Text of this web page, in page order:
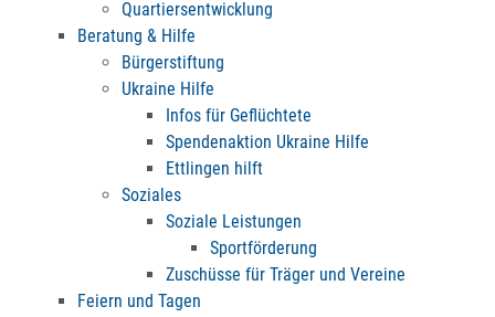
Quartiersentwicklung
Beratung & Hilfe
Bürgerstiftung
Ukraine Hilfe
Infos für Geflüchtete
Spendenaktion Ukraine Hilfe
Ettlingen hilft
Soziales
Soziale Leistungen
Sportförderung
Zuschüsse für Träger und Vereine
Feiern und Tagen